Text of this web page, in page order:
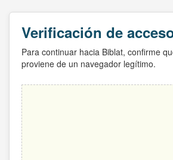
Verificación de
Para continuar hacia Biblat, confirme
proviene de un navegador legítimo.